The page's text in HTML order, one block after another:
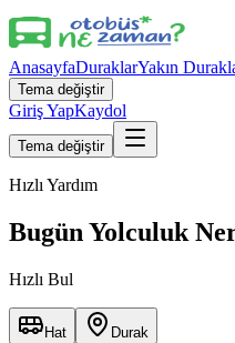
AnasayfaDuraklarYakın
Tema değiştir
Giriş YapKaydol
Tema değiştir
Hızlı Yardım
Bugün Yolculuk
Hızlı Bul
Hat Durak